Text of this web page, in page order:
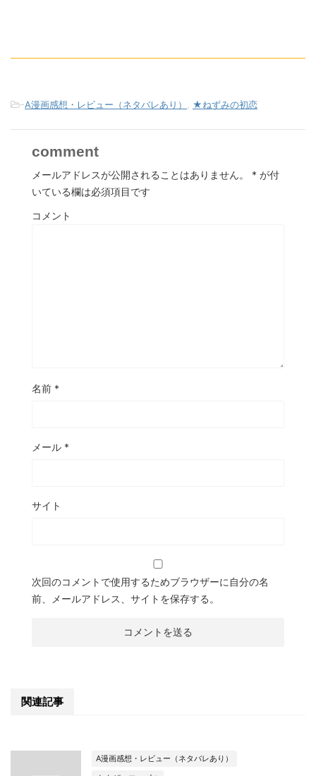
-A漫画感想・レビュー（ネタバレあり） ★ねずみの初恋
comment
メールアドレスが公開されることはありません。 * が付
いている欄は必須項目です
コメント
名前 *
メール *
サイト
次回のコメントで使用するためブラウザーに自分の名
前、メールアドレス、サイトを保存する。
関連記事
A漫画感想・レビュー（ネタバレあり）